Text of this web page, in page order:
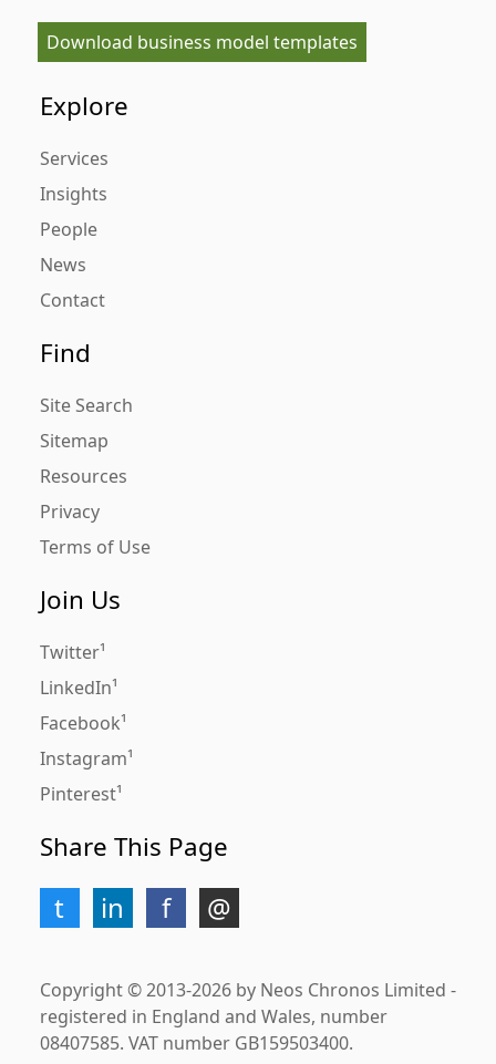
Download business model templates
Explore
Services
Insights
People
News
Contact
Find
Site Search
Sitemap
Resources
Privacy
Terms of Use
Join Us
Twitter
LinkedIn
Facebook
Instagram
Pinterest
Share This Page
Copyright © 2013-2026 by Neos Chronos Limited -
registered in England and Wales, number
08407585. VAT number GB159503400.